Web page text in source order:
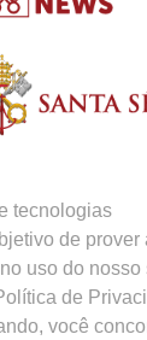
tecnologias
de prover
uso do nosso
de
você